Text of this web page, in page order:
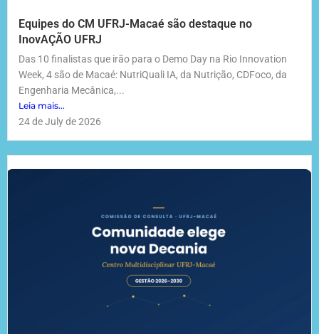
Equipes do CM UFRJ-Macaé são destaque no
InovAÇÃO UFRJ
Das 10 finalistas que irão para o Demo Day na Rio Innovation
Week, 4 são de Macaé: NutriQuali IA, da Nutrição, CDFoco, da
Engenharia Mecânica,...
Leia mais...
24 de July de 2026